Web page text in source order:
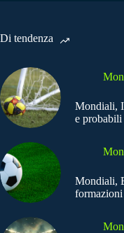
Di tendenza
Mondiali,
e
Mondiali,